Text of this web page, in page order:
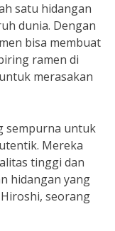
satu hidangan
dunia. Dengan
bisa membuat
ramen di
merasakan
sempurna untuk
Mereka
tinggi dan
hidangan yang
seorang